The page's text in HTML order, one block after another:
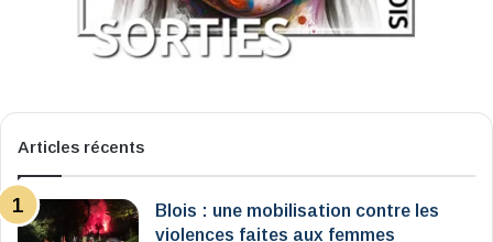
Articles récents
Blois : une mobilisation contre les
violences faites aux femmes